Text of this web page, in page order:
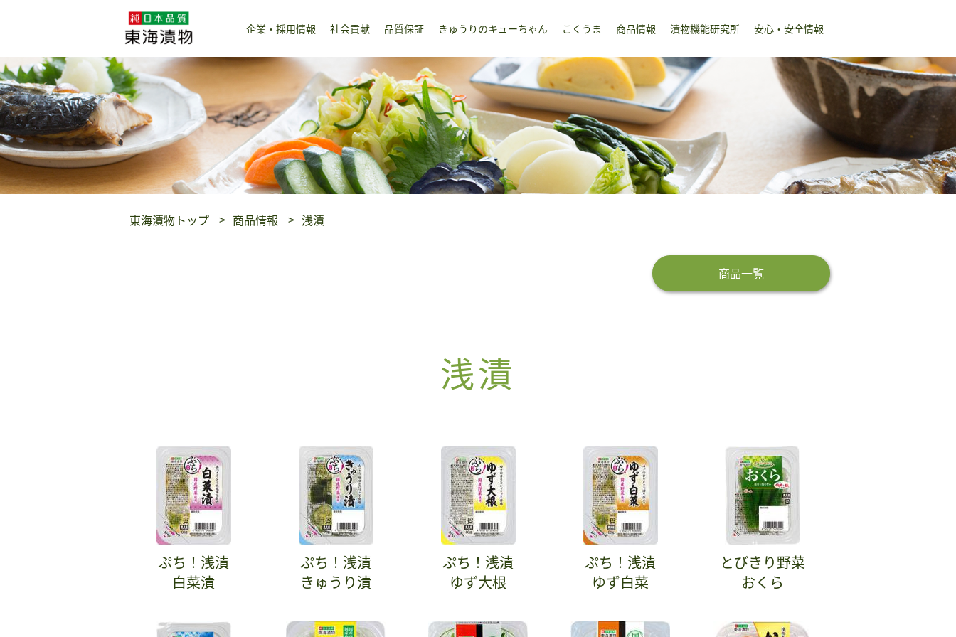
企業・採用情報 社会貢献 品質保証 きゅうりのキューちゃん こくうま 商品情報 漬物機能研究所 安心・安全情報
東海漬物トップ 商品情報 浅漬
商品一覧
浅漬
ぷち！浅漬
白菜漬
ぷち！浅漬
きゅうり漬
ぷち！浅漬
ゆず大根
ぷち！浅漬
ゆず白菜
とびきり野菜
おくら